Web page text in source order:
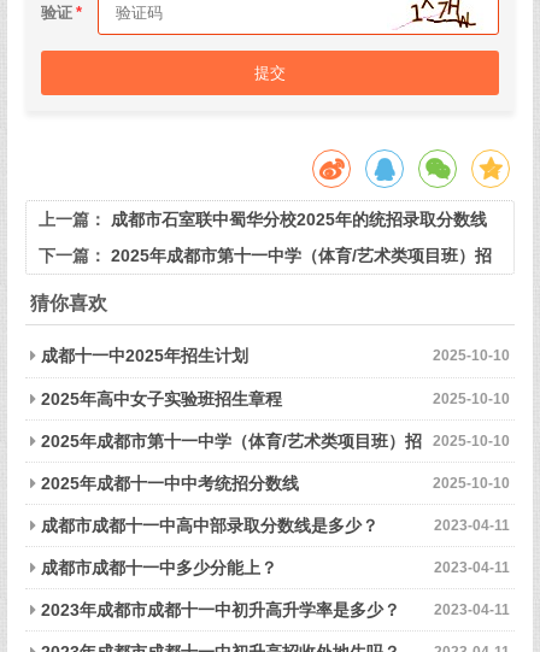
验证
提交
上一篇： 成都市石室联中蜀华分校2025年的统招录取分数线
下一篇： 2025年成都市第十一中学（体育/艺术类项目班）招
生章程
猜你喜欢
2025-10-10
成都十一中2025年招生计划
2025-10-10
2025年高中女子实验班招生章程
2025-10-10
2025年成都市第十一中学（体育/艺术类项目班）招
生章程 2025-10-10
2025年成都十一中中考统招分数线
2023-04-11
成都市成都十一中高中部录取分数线是多少？
2023-04-11
成都市成都十一中多少分能上？
2023-04-11
2023年成都市成都十一中初升高升学率是多少？